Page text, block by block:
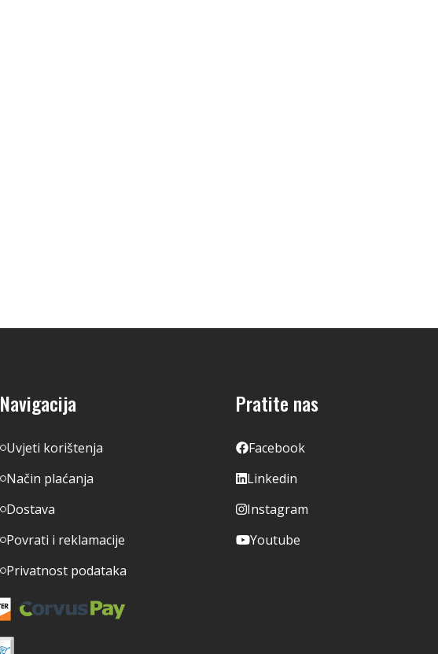
Navigacija
Uvjeti korištenja
Način plaćanja
Dostava
Povrati i reklamacije
Privatnost podataka
Pratite nas
Facebook
Linkedin
Instagram
Youtube